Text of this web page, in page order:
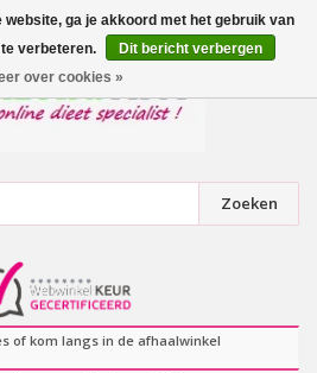
Zoeken
of kom langs in de afhaalwinkel
website, ga je akkoord met het gebruik van
verbeteren.
Dit bericht verbergen
over cookies »